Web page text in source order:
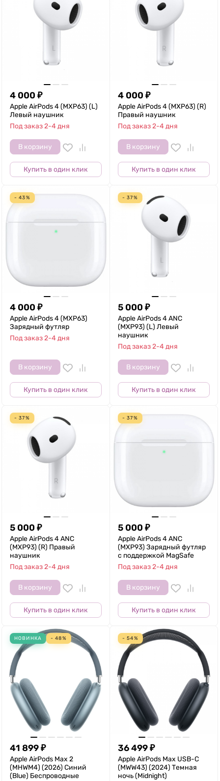
4 000 ₽
Apple AirPods 4 (MXP63) (L)
Левый наушник
Под заказ 2-4 дня
В корзину
Купить в один клик
4 000 ₽
Apple AirPods 4 (MXP63) (R)
Правый наушник
Под заказ 2-4 дня
В корзину
Купить в один клик
- 43%
4 000 ₽
Apple AirPods 4 (MXP63)
Зарядный футляр
Под заказ 2-4 дня
В корзину
Купить в один клик
- 37%
5 000 ₽
Apple AirPods 4 ANC
(MXP93) (L) Левый
наушник
Под заказ 2-4 дня
В корзину
Купить в один клик
- 37%
5 000 ₽
Apple AirPods 4 ANC
(MXP93) (R) Правый
наушник
Под заказ 2-4 дня
В корзину
Купить в один клик
- 37%
5 000 ₽
Apple AirPods 4 ANC
(MXP93) Зарядный футляр
с поддержкой MagSafe
Под заказ 2-4 дня
В корзину
Купить в один клик
НОВИНКА - 48%
41 899₽
Apple AirPods Max 2
(MHWM4) (2026) Синий
(Blue) Беспроводные
- 54%
36 499₽
Apple AirPods Max USB-C
(MWW43) (2024) Темная
ночь (Midnight)